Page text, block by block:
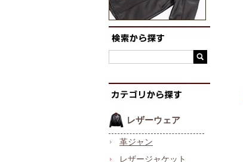
レザーウェア
革ジャン
レザージャケット